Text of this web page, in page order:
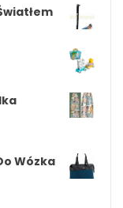
Wózka